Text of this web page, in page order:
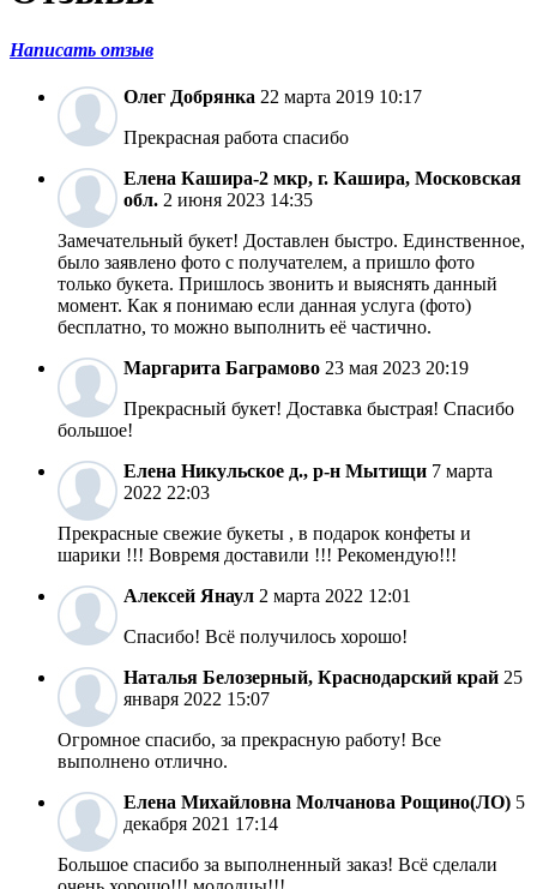
Написать отзыв
Олег Добрянка 22 марта 2019 10:17
Прекрасная работа спасибо
Елена Кашира-2 мкр, г. Кашира, Московская
обл. 2 июня 2023 14:35
Замечательный букет! Доставлен быстро. Единственное,
было заявлено фото с получателем, а пришло фото
только букета. Пришлось звонить и выяснять данный
момент. Как я понимаю если данная услуга (фото)
бесплатно, то можно выполнить её частично.
Маргарита Баграмово 23 мая 2023 20:19
Прекрасный букет! Доставка быстрая! Спасибо
большое!
Елена Никульское д., р-н Мытищи 7 марта
2022 22:03
Прекрасные свежие букеты , в подарок конфеты и
шарики !!! Вовремя доставили !!! Рекомендую!!!
Алексей Янаул 2 марта 2022 12:01
Спасибо! Всё получилось хорошо!
Наталья Белозерный, Краснодарский край 25
января 2022 15:07
Огромное спасибо, за прекрасную работу! Все
выполнено отлично.
Елена Михайловна Молчанова Рощино(ЛО) 5
декабря 2021 17:14
Большое спасибо за выполненный заказ! Всё сделали